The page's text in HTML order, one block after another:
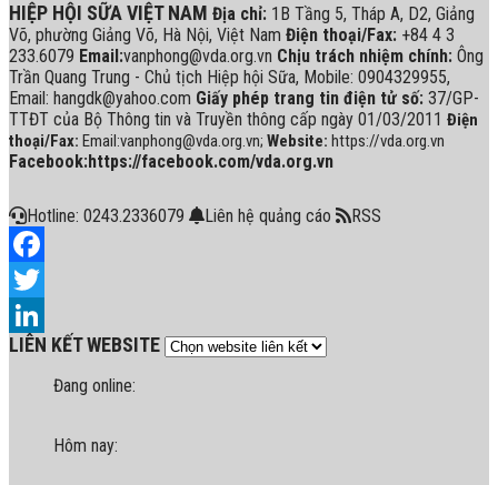
HIỆP HỘI SỮA VIỆT NAM Địa chỉ: 1B Tầng 5, Tháp A, D2, Giảng
Võ, phường Giảng Võ, Hà Nội, Việt Nam Điện thoại/Fax: +84 4 3
233.6079 Email:vanphong@vda.org.vn Chịu trách nhiệm chính: Ông
Trần Quang Trung - Chủ tịch Hiệp hội Sữa, Mobile: 0904329955,
Email: hangdk@yahoo.com Giấy phép trang tin điện tử số: 37/GP-
TTĐT của Bộ Thông tin và Truyền thông cấp ngày 01/03/2011 Điện
thoại/Fax: Email:vanphong@vda.org.vn; Website: https://vda.org.vn
Facebook:https://facebook.com/vda.org.vn
Hotline: 0243.2336079 Liên hệ quảng cáo RSS
Facebook
Twitter
LinkedIn
LIÊN KẾT WEBSITE
Đang online:
Hôm nay: